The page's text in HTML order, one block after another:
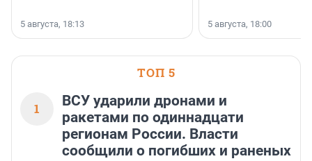
5 августа, 18:13 5 августа, 18:00
ТОП 5
1
ВСУ ударили дронами и
ракетами по одиннадцати
регионам России. Власти
сообщили о погибших и раненых